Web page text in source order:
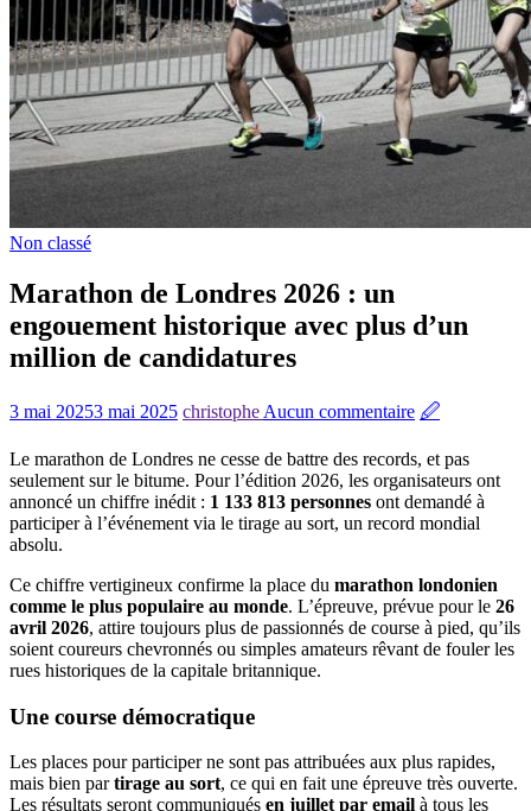
Non classé
Marathon de Londres 2026 : un
engouement historique avec plus d’un
million de candidatures
3 mai 20253 mai 2025 christophe Aucun commentaire 🖉
Le marathon de Londres ne cesse de battre des records, et pas
seulement sur le bitume. Pour l’édition 2026, les organisateurs ont
annoncé un chiffre inédit : 1 133 813 personnes ont demandé à
participer à l’événement via le tirage au sort, un record mondial
absolu.
Ce chiffre vertigineux confirme la place du marathon londonien
comme le plus populaire au monde. L’épreuve, prévue pour le 26
avril 2026, attire toujours plus de passionnés de course à pied, qu’ils
soient coureurs chevronnés ou simples amateurs rêvant de fouler les
rues historiques de la capitale britannique.
Une course démocratique
Les places pour participer ne sont pas attribuées aux plus rapides,
mais bien partirage au sort, ce qui en fait une épreuve très ouverte.
Les résultats seront communiqués en juillet par email à tous les